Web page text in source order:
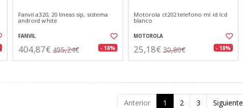
Fanvil a320, 20 líneas sip, sistema
android white
FANVIL
404,87€ 495,24€ - 18%
Motorola ct202 telefono ml id lcd
blanco
MOTOROLA
25,18€ 30,80€ - 18%
Anterior 1 2 3 Siguiente